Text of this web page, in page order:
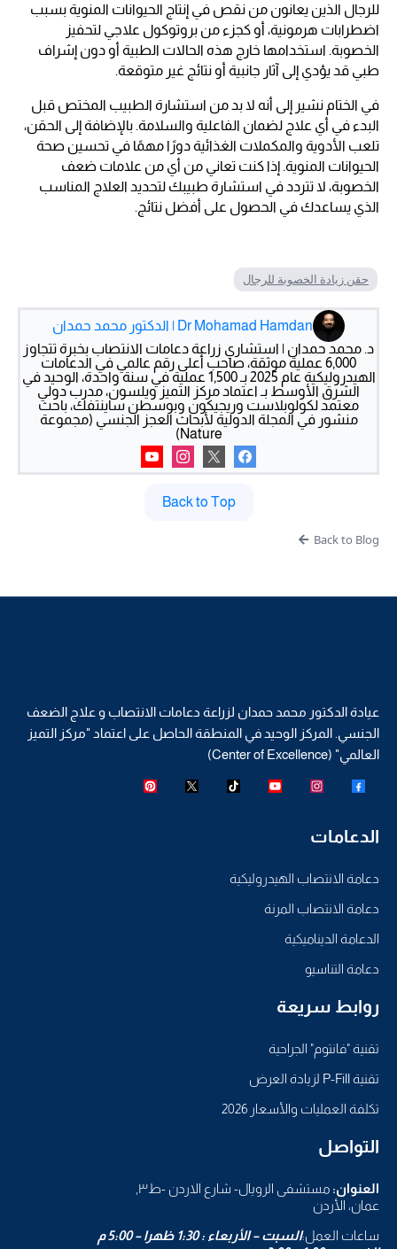
للرجال الذين يعانون من نقص في إنتاج الحيوانات المنوية بسبب
اضطرابات هرمونية، أو كجزء من بروتوكول علاجي لتحفيز
الخصوبة. استخدامها خارج هذه الحالات الطبية أو دون إشراف
طبي قد يؤدي إلى آثار جانبية أو نتائج غير متوقعة.
في الختام نشير إلى أنه لا بد من استشارة الطبيب المختص قبل
البدء في أي علاج لضمان الفاعلية والسلامة. بالإضافة إلى الحقن،
تلعب الأدوية والمكملات الغذائية دورًا مهمًا في تحسين صحة
الحيوانات المنوية. إذا كنت تعاني من أي من علامات ضعف
الخصوبة، لا تتردد في استشارة طبيبك لتحديد العلاج المناسب
الذي يساعدك في الحصول على أفضل نتائج.
حقن زيادة الخصوبة للرجال
Dr Mohamad Hamdan | الدكتور محمد حمدان
د. محمد حمدان | استشاري زراعة دعامات الانتصاب بخبرة تتجاوز
6,000 عملية موثقة، صاحب أعلى رقم عالمي في الدعامات
الهيدروليكية عام 2025 بـ 1,500 عملية في سنة واحدة، الوحيد في
الشرق الأوسط بـ اعتماد مركز التميز ويلسون، مدرب دولي
معتمد لكولوبلاست وريجيكون وبوسطن ساينتفك، باحث
منشور في المجلة الدولية لأبحاث العجز الجنسي (مجموعة
Nature)
Back to Top
Back to Blog
عيادة الدكتور محمد حمدان لزراعة دعامات الانتصاب و علاج الضعف
الجنسي. المركز الوحيد في المنطقة الحاصل على اعتماد "مركز التميز
العالمي" (Center of Excellence)
الدعامات
دعامة الانتصاب الهيدروليكية
دعامة الانتصاب المرنة
الدعامة الديناميكية
دعامة التناسيو
روابط سريعة
تقنية "فانتوم" الجراحية
تقنية P-Fill لزيادة العرض
تكلفة العمليات والأسعار 2026
التواصل
العنوان: مستشفى الرويال- شارع الاردن -ط٣,
عمان، الأردن
ساعات العمل:السبت – الأربعاء : 1:30 ظهرا – 5:00 م